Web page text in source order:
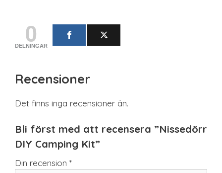
0
DELNINGAR
Recensioner
Det finns inga recensioner än.
Bli först med att recensera ”Nissedörr
DIY Camping Kit”
Din recension *